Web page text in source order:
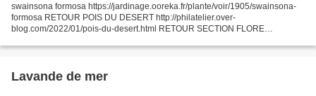
swainsona formosa https://jardinage.ooreka.fr/plante/voir/1905/swainsona-
formosa RETOUR POIS DU DESERT http://philatelier.over-
blog.com/2022/01/pois-du-desert.html RETOUR SECTION FLORE
HERBIER...
Lavande de mer